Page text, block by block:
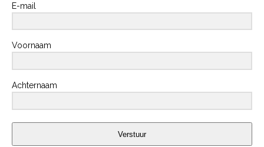
E-mail
Voornaam
Achternaam
Verstuur